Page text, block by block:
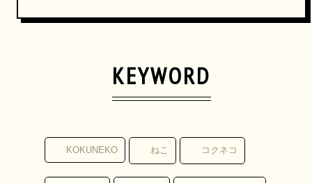
KEYWORD
KOKUNEKO ねこ コクネコ